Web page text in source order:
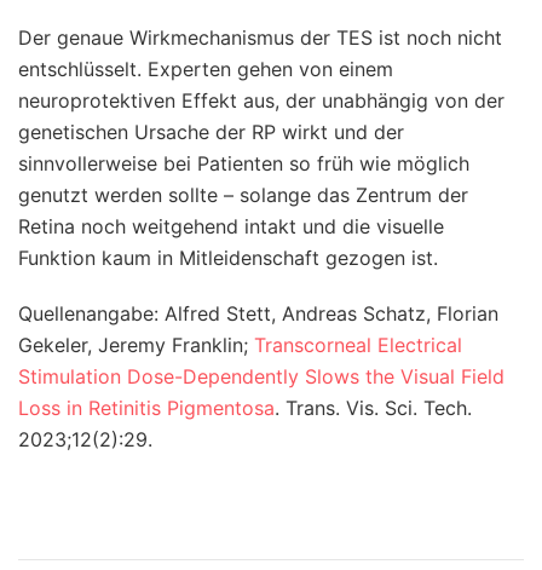
Der genaue Wirkmechanismus der TES ist noch nicht
entschlüsselt. Experten gehen von einem
neuroprotektiven Effekt aus, der unabhängig von der
genetischen Ursache der RP wirkt und der
sinnvollerweise bei Patienten so früh wie möglich
genutzt werden sollte – solange das Zentrum der
Retina noch weitgehend intakt und die visuelle
Funktion kaum in Mitleidenschaft gezogen ist.
Quellenangabe: Alfred Stett, Andreas Schatz, Florian
Gekeler, Jeremy Franklin; Transcorneal Electrical
Stimulation Dose-Dependently Slows the Visual Field
Loss in Retinitis Pigmentosa. Trans. Vis. Sci. Tech.
2023;12(2):29.